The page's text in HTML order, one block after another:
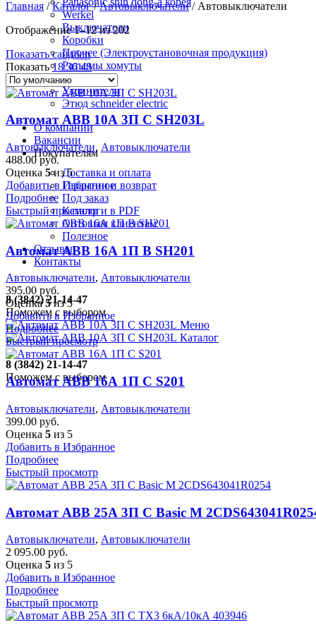
Werkel
Выключатели
Коробки
Прочее (Электроустановочная продукция)
Разъемы хомуты
Розетки
Удлинители
Этюд schneider electric
О компании
Вакансии
Покупателям
Доставка и оплата
Гарантии и возврат
Под заказ
Каталоги в PDF
Оптовым клиентам
Полезное
Отзывы
Контакты
8 (3842) 21-14-47
Поможем с выбором
Меню
Каталог
8 (3842) 21-14-47
Поможем с выбором
Главная /Каталог/Автовыключатели/ Автовыключатели
Отображение 1–12 из 202
Показать сайдбар
Показать183648
Автомат ABB 10А 3П С SH203L
Автовыключатели, Автовыключатели
488.00руб.
Оценка 5из 5
Добавить в Избранное
Подробнее
Быстрый просмотр
Автомат ABB 16А 1П В SH201
Автовыключатели, Автовыключатели
395.00 руб.
Оценка5из 5
Добавить в Избранное
Подробнее
Быстрый просмотр
Автомат ABB 16А 1П С S201
Автовыключатели, Автовыключатели
399.00 руб.
Оценка 5 из 5
Добавить в Избранное
Подробнее
Быстрый просмотр
Автомат ABB 25А 3П С Basic M
Автовыключатели, Автовыключатели
2 095.00 руб.
Оценка 5 из 5
Добавить в Избранное
Подробнее
Быстрый просмотр